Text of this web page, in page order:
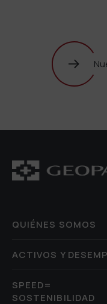
QUIÉNES SOMOS
ACTIVOS Y
SPEED=
SOSTENIBILIDAD